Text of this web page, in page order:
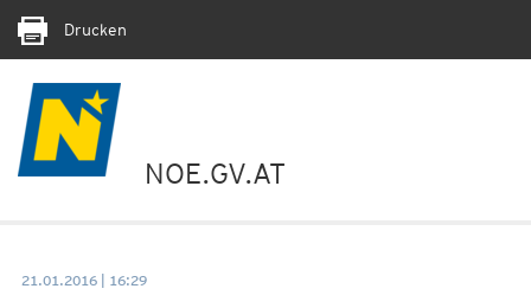
Drucken
NOE.GV.AT
21.01.2016 | 16:29